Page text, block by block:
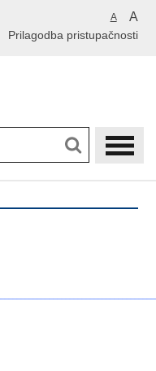
A A
Prilagodba pristupačnosti